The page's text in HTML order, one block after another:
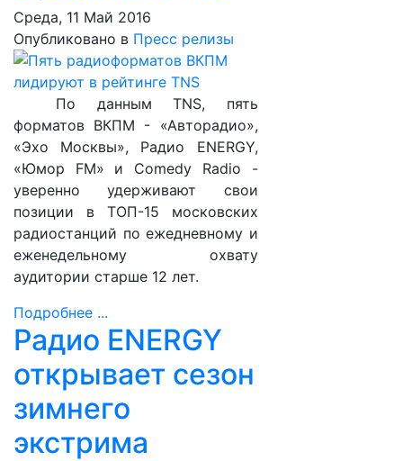
Среда, 11 Май 2016
Опубликовано в Пресс релизы
По данным TNS, пять
форматов ВКПМ - «Авторадио»,
«Эхо Москвы», Радио ENERGY,
«Юмор FM» и Comedy Radio -
уверенно удерживают свои
позиции в ТОП-15 московских
радиостанций по ежедневному и
еженедельному охвату
аудитории старше 12 лет.
Подробнее ...
Радио ENERGY
открывает сезон
зимнего
экстрима